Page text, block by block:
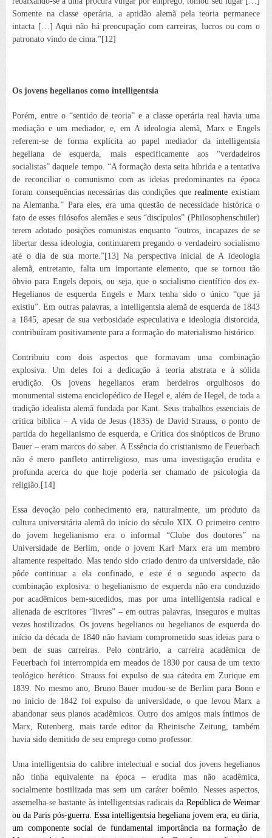
Somente na classe operária, a aptidão alemã pela teoria permanece
intacta […] Aqui não há preocupação com carreiras, lucros ou com o
patronato vindo de cima.”[12]
Os jovens hegelianos como intelligentsia
Porém, entre o “sentido de teoria” e a classe operária real havia uma
mediação e um mediador, e, em A ideologia alemã , Marx e Engels
referem-se de forma explícita ao papel mediador da intelligentsia
hegeliana de esquerda, mais especificamente aos “verdadeiros
socialistas” daquele tempo. “A formação desta seita híbrida e a tentativa
de reconciliar o comunismo com as ideias predominantes na época
foram consequências necessárias das condições querealmente existiam
na Alemanha.” Para eles, era uma questão de necessidade histórica o
fato de esses filósofos alemães e seus “discípulos” (Philosophenschüler)
terem adotado posições comunistas enquanto “outros, incapazes de se
libertar dessa ideologia, continuarem pregando o verdadeiro socialismo
até o dia de sua morte.”[13] Na perspectiva inicial de A ideologia
alemã , entretanto, falta um importante elemento, que se tornou tão
óbvio para Engels depois, ou seja, que o socialismo científico dos ex-
Hegelianos de esquerda Engels e Marx tenha sido o único “que já
existiu”. Em outras palavras, a intelligentsia alemã de esquerda de 1843
a 1845, apesar de sua verbosidade especulativa e ideologia distorcida,
contribuíram positivamente para a formação do materialismo histórico.
Contribuiu com dois aspectos que formavam uma combinação
explosiva. Um deles foi a dedicação à teoria abstrata e à sólida
erudição. Os jovens hegelianos eram herdeiros orgulhosos do
monumental sistema enciclopédico de Hegel e, além de Hegel, de toda a
tradição idealista alemã fundada por Kant. Seus trabalhos essenciais de
crítica bíblica − A vida de Jesus(1835) de David Strauss, o ponto de
partida do hegelianismo de esquerda, e Crítica dos sinópticos de Bruno
Bauer – eram marcos do saber. A Essência do cristianismode Feuerbach
não é mero panfleto antirreligioso, mas uma investigação erudita e
profunda acerca do que hoje poderia ser chamado de psicologia da
religião.[14]
Essa devoção pelo conhecimento era, naturalmente, um produto da
cultura universitária alemã do início do século XIX. O primeiro centro
do jovem hegelianismo era o informal “Clube dos doutores” na
Universidade de Berlim, onde o jovem Karl Marx era um membro
altamente respeitado. Mas tendo sido criado dentro da universidade, não
pôde continuar a ela confinado, e este é o segundo aspecto da
combinação explosiva: o hegelianismo de esquerda não era conduzido
por acadêmicos bem-sucedidos, mas por uma intelligentsia radical e
alienada de escritores “livres” – em outras palavras, inseguros e muitas
vezes hostilizados. Os jovens hegelianos ou hegelianos de esquerda do
início da década de 1840 não haviam comprometido suas ideias para o
bem de suas carreiras. Pelo contrário, a carreira acadêmica de
Feuerbach foi interrompida em meados de 1830 por causa de um texto
teológico herético. Strauss foi expulso de sua cátedra em Zurique em
1839. No mesmo ano, Bruno Bauer mudou-se de Berlim para Bonn e
no início de 1842 foi expulso da universidade, o que levou Marx a
abandonar seus planos acadêmicos. Outro dos amigos mais íntimos de
Marx, Rutenberg, mais tarde editor da Rheinische Zeitung, também
havia sido demitido de seu emprego como professor.
Uma intelligentsia do calibre intelectual e social dos jovens hegelianos
não tinha equivalente na época – erudita mas não acadêmica,
socialmente hostilizada mas sem um caráter boêmio. Nesses aspectos,
assemelha-se bastante às intelligentsias radicais da República de Weimar
ou da Paris pós-guerra. Essa intelligentsia hegeliana jovem era, eu diria,
um componentesocial
de fundamental importância na formação de